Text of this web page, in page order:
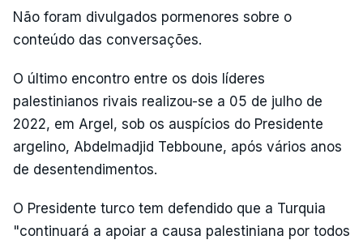
Não foram divulgados pormenores sobre o
conteúdo das conversações.
O último encontro entre os dois líderes
palestinianos rivais realizou-se a 05 de julho de
2022, em Argel, sob os auspícios do Presidente
argelino, Abdelmadjid Tebboune, após vários anos
de desentendimentos.
O Presidente turco tem defendido que a Turquia
"continuará a apoiar a causa palestiniana por todos